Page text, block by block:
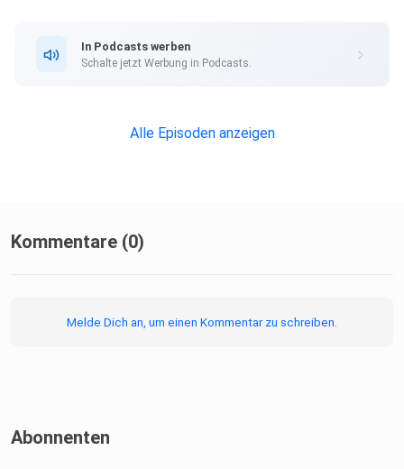
volle Entertainment-Paket!
Wie ist eure Meinung zu den angesprochenen Themen?
In Podcasts werben
Schalte jetzt Werbung in Podcasts.
Alle Episoden anzeigen
Kommentare (0)
Melde Dich an, um einen Kommentar zu schreiben.
Abonnenten